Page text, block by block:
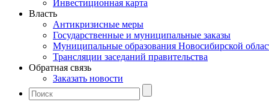
Инвестиционная карта
Власть
Антикризисные меры
Государственные и муниципальные заказы
Муниципальные образования Новосибирской
Трансляции заседаний правительства
Обратная связь
Заказать новости